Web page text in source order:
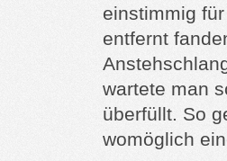
einstimmig
entfernt
wartete man
überfüllt. So
womöglich